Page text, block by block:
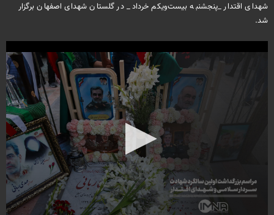
شهدای اقتدار _پنجشنبه بیست‌ویکم خرداد_ در گلستان شهدای اصفهان برگزار
شد.